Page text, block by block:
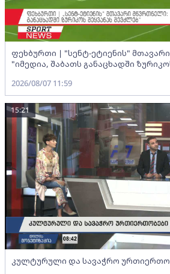
ფეხბურთი | "სენტ-ეტიენის"
"იმედია, შაბათს განაცხადში
2026/08/07 11:59
კულტურული და სავაჭრო
15:21